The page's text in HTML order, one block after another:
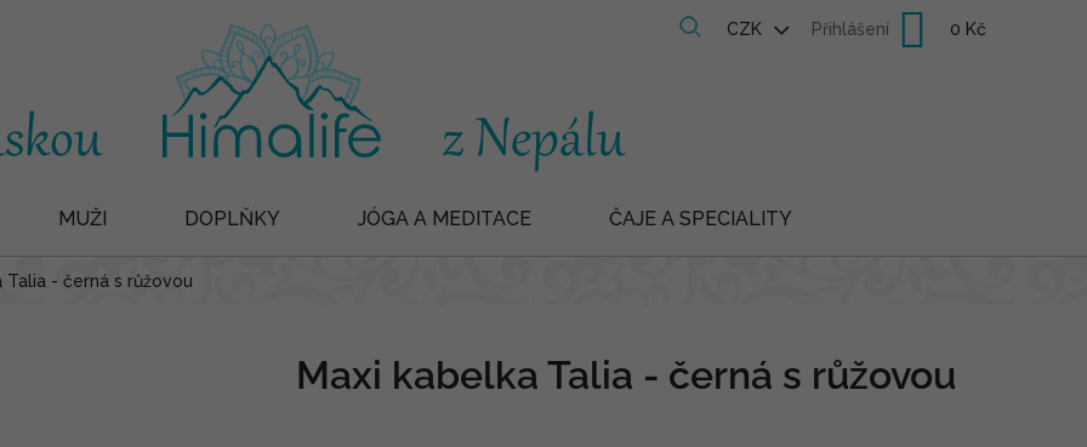
CZK Přihlášení
Nákupní
MUŽI DOPLŇKY JÓGA A MEDITACE ČAJE A SPECIALITY
Talia - černá s růžovou
Maxi kabelka Talia - černá s růžovou